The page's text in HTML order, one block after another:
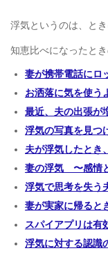
浮気というのは、と
知恵比べになったと
妻が携帯電話にロ
お洒落に気を使う
最近、夫の出張が
浮気の写真を見つ
夫が浮気したとき
妻の浮気 〜感情
浮気で思考を失う
妻が実家に帰ると
スパイアプリは有
浮気に対する認識